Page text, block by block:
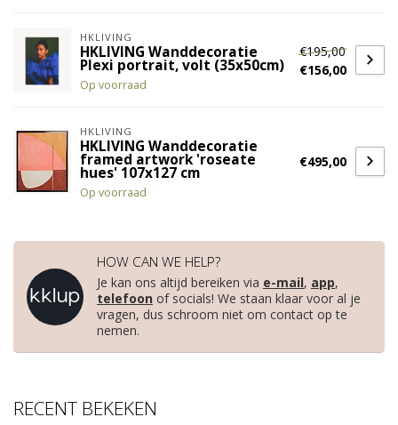
HKLIVING
HKLIVING Wanddecoratie
Plexi portrait, volt (35x50cm)
Op voorraad
€195,00
€156,00
HKLIVING
HKLIVING Wanddecoratie
framed artwork 'roseate
hues' 107x127 cm
Op voorraad
€495,00
HOW CAN WE HELP?
Je kan ons altijd bereiken via e-mail, app,
telefoon of socials! We staan klaar voor al je
vragen, dus schroom niet om contact op te
nemen.
RECENT BEKEKEN